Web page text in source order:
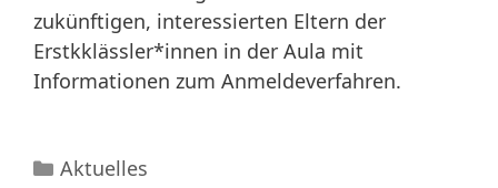
zukünftigen, interessierten Eltern der
Erstkklässler*innen in der Aula mit
Informationen zum Anmeldeverfahren.
Kategorien
Aktuelles